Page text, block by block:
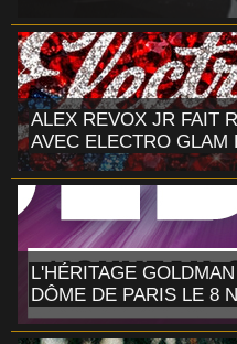
ALEX REVOX JR FAIT
AVEC ELECTRO GLAM
L'HÉRITAGE
DÔME DE PARIS LE 8